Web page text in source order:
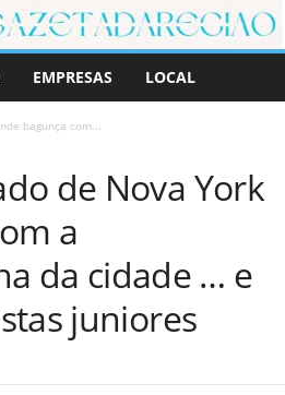
EMPRESAS LOCAL
bagunça com...
de Nova York
a
da cidade … e
juniores